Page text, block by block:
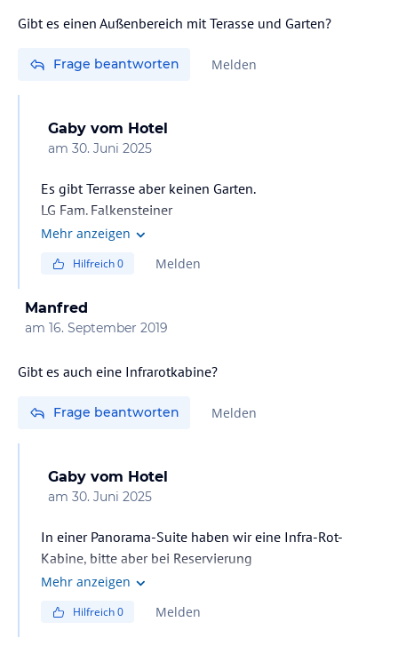
Gibt es einen Außenbereich mit Terasse und Garten?
Frage beantworten Melden
Gaby vom Hotel
am 30. Juni 2025
Es gibt Terrasse aber keinen Garten.
LG Fam. Falkensteiner
Mehr anzeigen
Hilfreich0 Melden
Manfred
am 16. September 2019
Gibt es auch eine Infrarotkabine?
Frage beantworten Melden
Gaby vom Hotel
am 30. Juni 2025
In einer Panorama-Suite haben wir eine Infra-Rot-
Kabine, bitte aber bei Reservierung
den Wunsch angeben.
Mehr anzeigen
Hilfreich0 Melden